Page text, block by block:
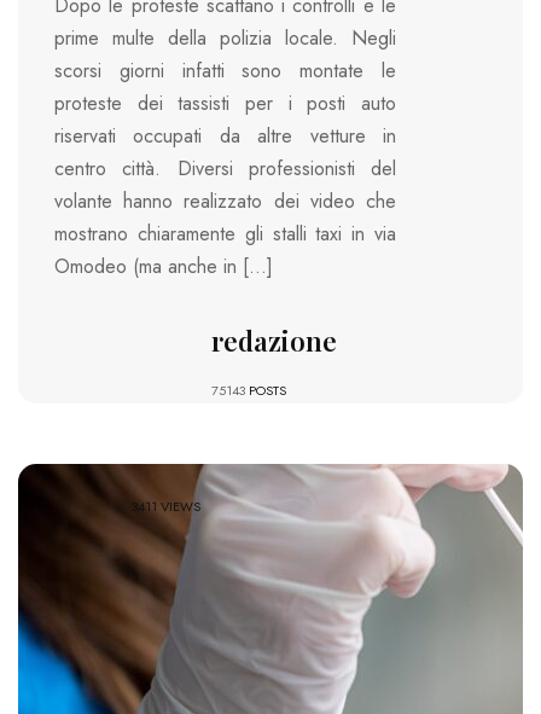
prime multe della polizia locale. Negli
scorsi giorni infatti sono montate le
proteste dei tassisti per i posti auto
riservati occupati da altre vetture in
centro città. Diversi professionisti del
volante hanno realizzato dei video che
mostrano chiaramente gli stalli taxi in via
Omodeo (ma anche in […]
redazione
75143 POSTS
3411 VIEWS